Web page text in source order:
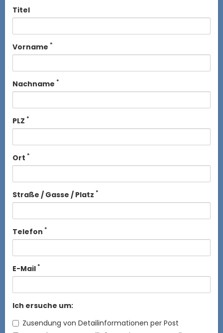
Titel
Vorname *
Nachname *
PLZ *
Ort *
Straße / Gasse / Platz *
Telefon *
E-Mail *
Ich ersuche um:
Zusendung von Detailinformationen per Post